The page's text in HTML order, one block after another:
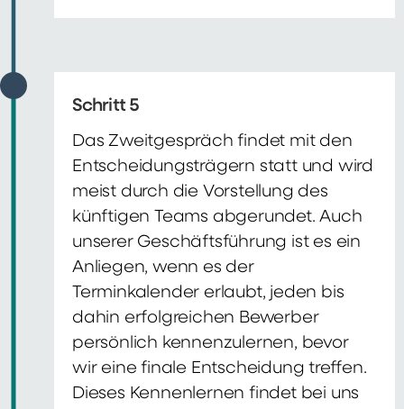
Schritt 5
Das Zweitgespräch findet mit den
Entscheidungsträgern statt und wird
meist durch die Vorstellung des
künftigen Teams abgerundet. Auch
unserer Geschäftsführung ist es ein
Anliegen, wenn es der
Terminkalender erlaubt, jeden bis
dahin erfolgreichen Bewerber
persönlich kennenzulernen, bevor
wir eine finale Entscheidung treffen.
Dieses Kennenlernen findet bei uns